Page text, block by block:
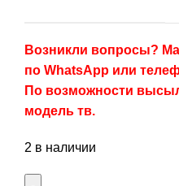
Возникли вопросы?
по WhatsApp или
По возможности
модель тв.
2 в наличии